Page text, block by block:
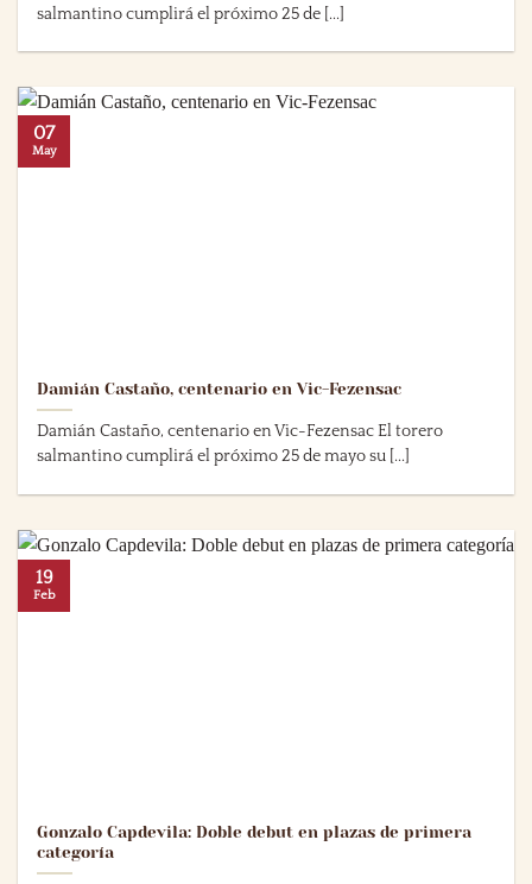
salmantino cumplirá el próximo 25 de [...]
Damián Castaño, centenario en Vic-Fezensac
Damián Castaño, centenario en Vic-Fezensac El torero
salmantino cumplirá el próximo 25 de mayo su [...]
07
May
Gonzalo Capdevila: Doble debut en plazas de primera
categoría
19
Feb